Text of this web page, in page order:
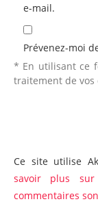
e-mail.
Prévenez-moi
* En utilisant ce
traitement de vos
Ce site utilise
savoir plus
commentaires